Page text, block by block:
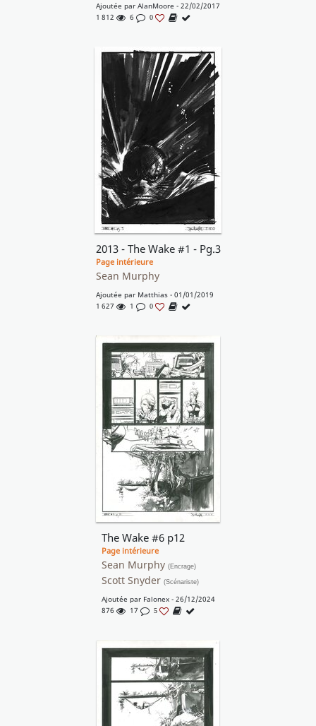
Ajoutée par AlanMoore - 22/02/2017
1 812
6 0
2013 - The Wake #1 - Pg.3
Page intérieure
Sean Murphy
Ajoutée par Matthias- 01/01/2019
1 627
1 0
The Wake #6 p12
Page intérieure
Sean Murphy (Encrage)
Scott Snyder (Scénariste)
Ajoutée par Falonex- 26/12/2024
876
17 5